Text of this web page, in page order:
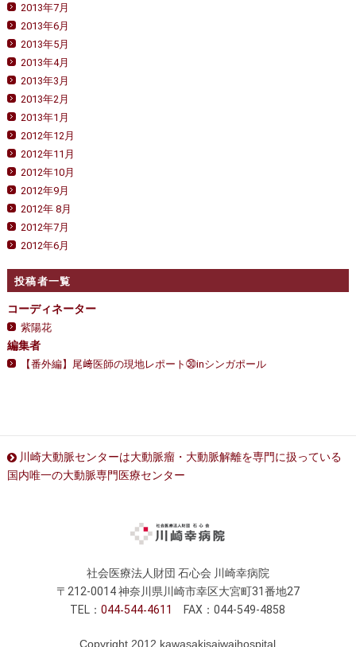
2013年7月
2013年6月
2013年5月
2013年4月
2013年3月
2013年2月
2013年1月
2012年12月
2012年11月
2012年10月
2012年9月
2012年 8月
2012年7月
2012年6月
投稿者一覧
コーディネーター
紫陽花
編集者
【番外編】尾﨑医師の現地レポート㉚inシンガポール
川崎大動脈センターは大動脈瘤・大動脈解離を専門に扱っている
国内唯一の大動脈専門医療センター
社会医療法人財団 石心会 川崎幸病院
〒212-0014 神奈川県川崎市幸区大宮町31番地27
TEL：044 544 4611 FAX：044-549-4858
Copyright 2012 kawasakisaiwaihospital